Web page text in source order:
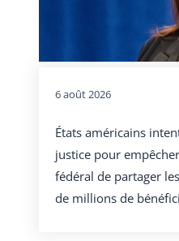
6 août 2026
États américains
justice pour
fédéral de partager
de millions de